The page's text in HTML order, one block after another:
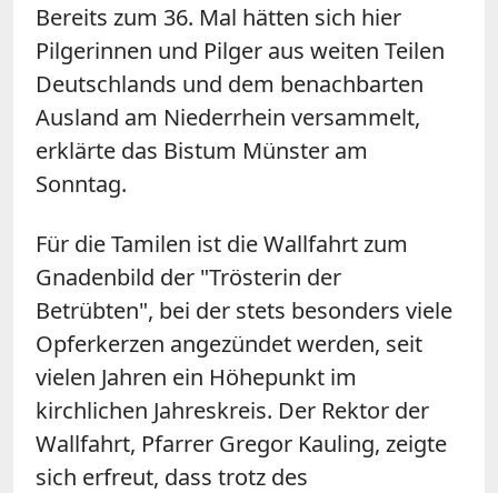
Bereits zum 36. Mal hätten sich hier
Pilgerinnen und Pilger aus weiten Teilen
Deutschlands und dem benachbarten
Ausland am Niederrhein versammelt,
erklärte das Bistum Münster am
Sonntag.
Für die Tamilen ist die Wallfahrt zum
Gnadenbild der "Trösterin der
Betrübten", bei der stets besonders viele
Opferkerzen angezündet werden, seit
vielen Jahren ein Höhepunkt im
kirchlichen Jahreskreis. Der Rektor der
Wallfahrt, Pfarrer Gregor Kauling, zeigte
sich erfreut, dass trotz des